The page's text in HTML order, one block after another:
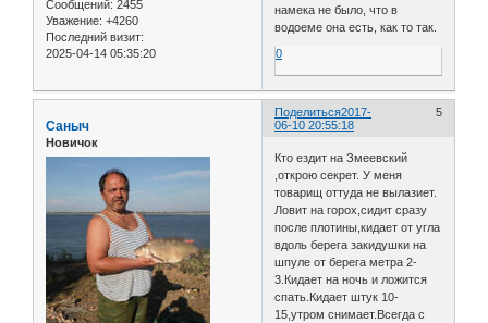
Сообщений: 2455
Уважение: +4260
Последний визит:
2025-04-14 05:35:20
намека не было, что в
водоеме она есть, как то так.
0
Поделиться 5
2017-
06-10 20:55:18
Саныч
Новичок
Кто ездит на Змеевский
,открою секрет. У меня
товарищ оттуда не вылазиет.
Ловит на горох,сидит сразу
после плотины,кидает от угла
вдоль берега закидушки на
шпуле от берега метра 2-
3.Кидает на ночь и ложится
спать.Кидает штук 10-
15,утром снимает.Всегда с